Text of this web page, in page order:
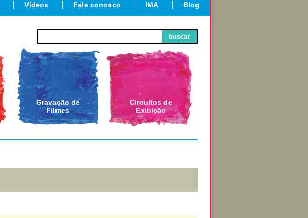
Vídeos Fale conosco IMA Blog
buscar
Gravação de
Filmes
Circuitos de
Exibição